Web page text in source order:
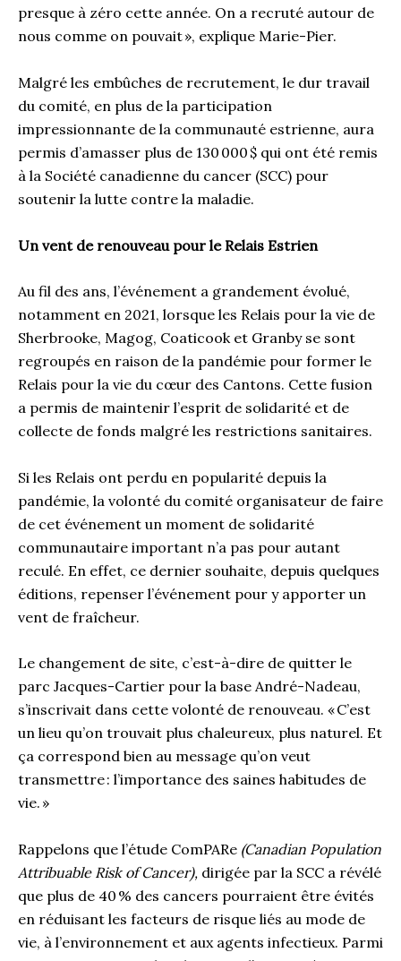
presque à zéro cette année. On a recruté autour de
nous comme on pouvait », explique Marie-Pier.
Malgré les embûches de recrutement, le dur travail
du comité, en plus de la participation
impressionnante de la communauté estrienne, aura
permis d’amasser plus de 130 000 $ qui ont été remis
à la Société canadienne du cancer (SCC) pour
soutenir la lutte contre la maladie.
Un vent de renouveau pour le Relais Estrien
Au fil des ans, l’événement a grandement évolué,
notamment en 2021, lorsque les Relais pour la vie de
Sherbrooke, Magog, Coaticook et Granby se sont
regroupés en raison de la pandémie pour former le
Relais pour la vie du cœur des Cantons. Cette fusion
a permis de maintenir l’esprit de solidarité et de
collecte de fonds malgré les restrictions sanitaires.
Si les Relais ont perdu en popularité depuis la
pandémie, la volonté du comité organisateur de faire
de cet événement un moment de solidarité
communautaire important n’a pas pour autant
reculé. En effet, ce dernier souhaite, depuis quelques
éditions, repenser l’événement pour y apporter un
vent de fraîcheur.
Le changement de site, c’est-à-dire de quitter le
parc Jacques-Cartier pour la base André-Nadeau,
s’inscrivait dans cette volonté de renouveau. « C’est
un lieu qu’on trouvait plus chaleureux, plus naturel. Et
ça correspond bien au message qu’on veut
transmettre : l’importance des saines habitudes de
vie. »
Rappelons que l’étude ComPARe (Canadian Population
Attribuable Risk of Cancer), dirigée par la SCC a révélé
que plus de 40 % des cancers pourraient être évités
en réduisant les facteurs de risque liés au mode de
vie, à l’environnement et aux agents infectieux. Parmi